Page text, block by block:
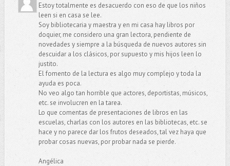
Estoy totalmente es desacuerdo con eso de que los niños
leen si en casa se lee.
Soy bibliotecaria y maestra y en mi casa hay libros por
doquier, me considero una gran lectora, pendiente de
novedades y siempre a la búsqueda de nuevos autores sin
descuidar a los clásicos, por supuesto y mis hijos leen lo
justito.
El fomento de la lectura es algo muy complejo y toda la
ayuda es poca.
No veo algo tan horrible que actores, deportistas, músicos,
etc. se involucren en la tarea.
Lo que comentas de presentaciones de libros en las
escuelas, charlas con los autores en las bibliotecas, etc. se
hace y no parece dar los frutos deseados, tal vez haya que
probar cosas nuevas, por probar nada se pierde.
Angélica